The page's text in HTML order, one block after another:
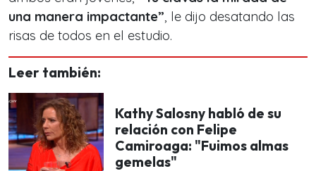
una manera impactante”, le dijo desatando las
risas de todos en el estudio.
Leer también:
Kathy Salosny habló de su
relación con Felipe
Camiroaga: "Fuimos almas
gemelas"